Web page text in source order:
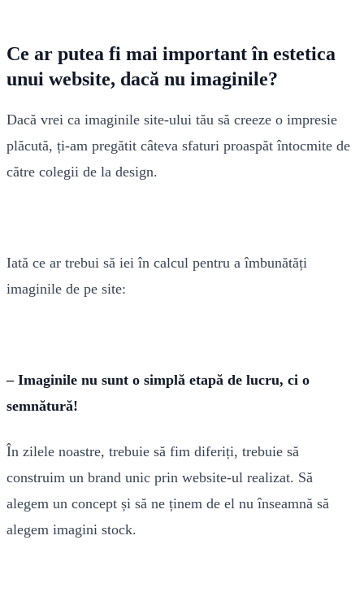
Ce ar putea fi mai important în estetica
unui website, dacă nu imaginile?
Dacă vrei ca imaginile site-ului tău să creeze o impresie
plăcută, ți-am pregătit câteva sfaturi proaspăt întocmite de
către colegii de la design.
Iată ce ar trebui să iei în calcul pentru a îmbunătăți
imaginile de pe site:
– Imaginile nu sunt o simplă etapă de lucru, ci o
semnătură!
În zilele noastre, trebuie să fim diferiți, trebuie să
construim un brand unic prin website-ul realizat. Să
alegem un concept și să ne ținem de el nu înseamnă să
alegem imagini stock.